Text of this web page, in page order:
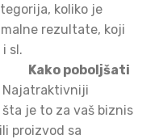
koliko je
rezultate, koji
prostor i sl.
Kako poboljšati
Najatraktivniji
je to za vaš biznis
proizvod sa